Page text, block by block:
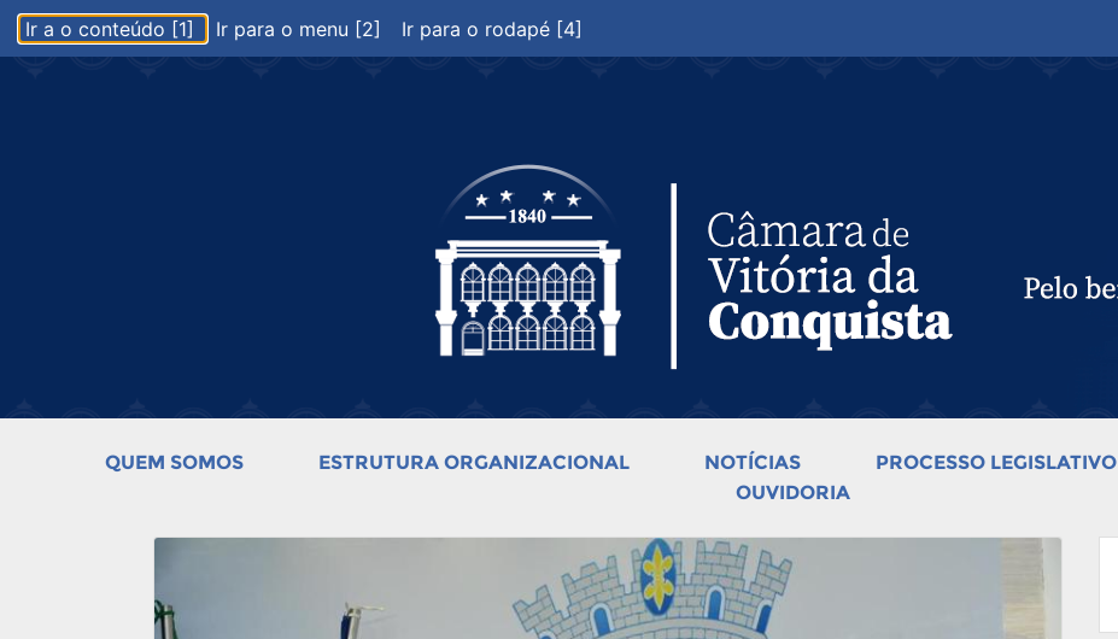
Ir a o conteúdo [1] Ir para o menu [2] Ir para o rodapé [4]
QUEM SOMOS ESTRUTURA ORGANIZACIONAL NOTÍCIAS PROCESSO LEGISLATIVO
OUVIDORIA